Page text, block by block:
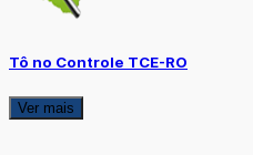
Tô no Controle TCE-RO
Ver mais